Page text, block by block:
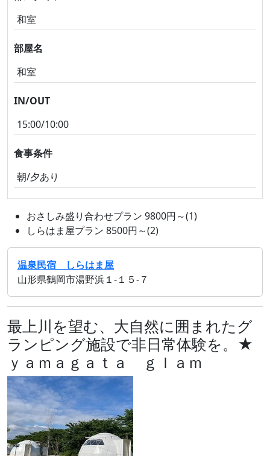
和室
部屋名
和室
IN/OUT
15:00/10:00
食事条件
朝/夕あり
おさしみ盛り合わせプラン 9800円～(1)
しらはま屋プラン 8500円～(2)
温泉民宿 しらはま屋
山形県鶴岡市湯野浜１‐１５‐７
最上川を望む、大自然に囲まれたグ
ランピング施設で非日常体験を。★
ｙａｍａｇａｔａ ｇｌａｍ